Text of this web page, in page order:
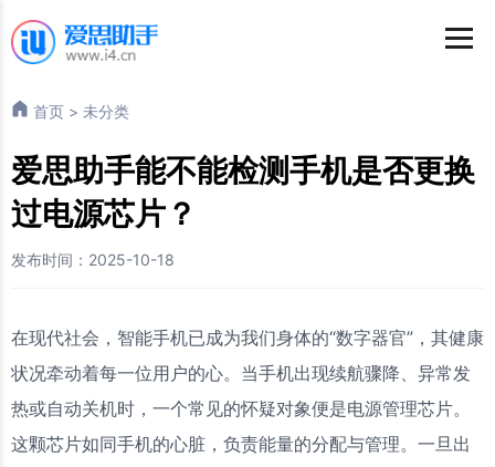
首页 > 未分类
爱思助手能不能检测手机是否更换
过电源芯片？
发布时间：2025-10-18
在现代社会，智能手机已成为我们身体的“数字器官”，其健康
状况牵动着每一位用户的心。当手机出现续航骤降、异常发
热或自动关机时，一个常见的怀疑对象便是电源管理芯片。
这颗芯片如同手机的心脏，负责能量的分配与管理。一旦出